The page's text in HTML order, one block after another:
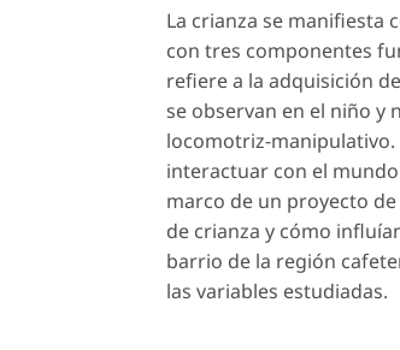
La crianza se manifiesta
con tres componentes
refiere a la adquisición
se observan en el niño y
locomotriz-manipulativo.
interactuar con el
marco de un proyecto
de crianza y cómo
barrio de la región
las variables estudiadas.